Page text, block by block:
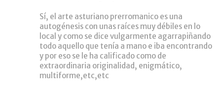
Sí, el arte asturiano prerromanico es una
autogénesis con unas raíces muy débiles en lo
local y como se dice vulgarmente agarrapiñando
todo aquello que tenía a mano e iba encontrando
y por eso se le ha calificado como de
extraordinaria originalidad, enigmático,
multiforme,etc,etc